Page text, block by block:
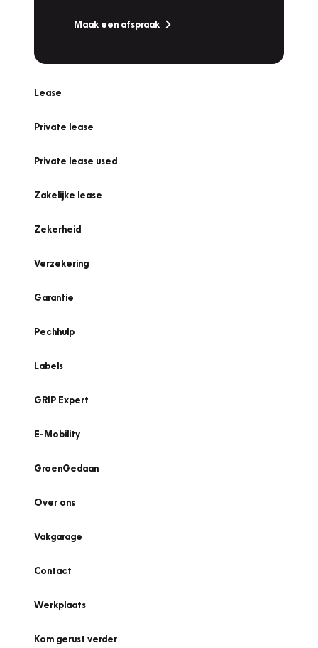
Maak een afspraak
Lease
Private lease
Private lease used
Zakelijke lease
Zekerheid
Verzekering
Garantie
Pechhulp
Labels
GRIP Expert
E-Mobility
GroenGedaan
Over ons
Vakgarage
Contact
Werkplaats
Kom gerust verder